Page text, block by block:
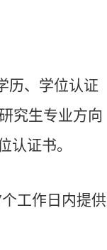
历、学位认证
究生专业方向
认证书。
个工作日内提供